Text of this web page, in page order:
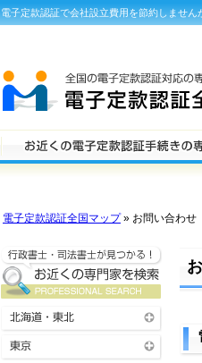
電子定款認証で会社設立費用を節約しませ
電子定款認証全国マップ» お問い合わせ